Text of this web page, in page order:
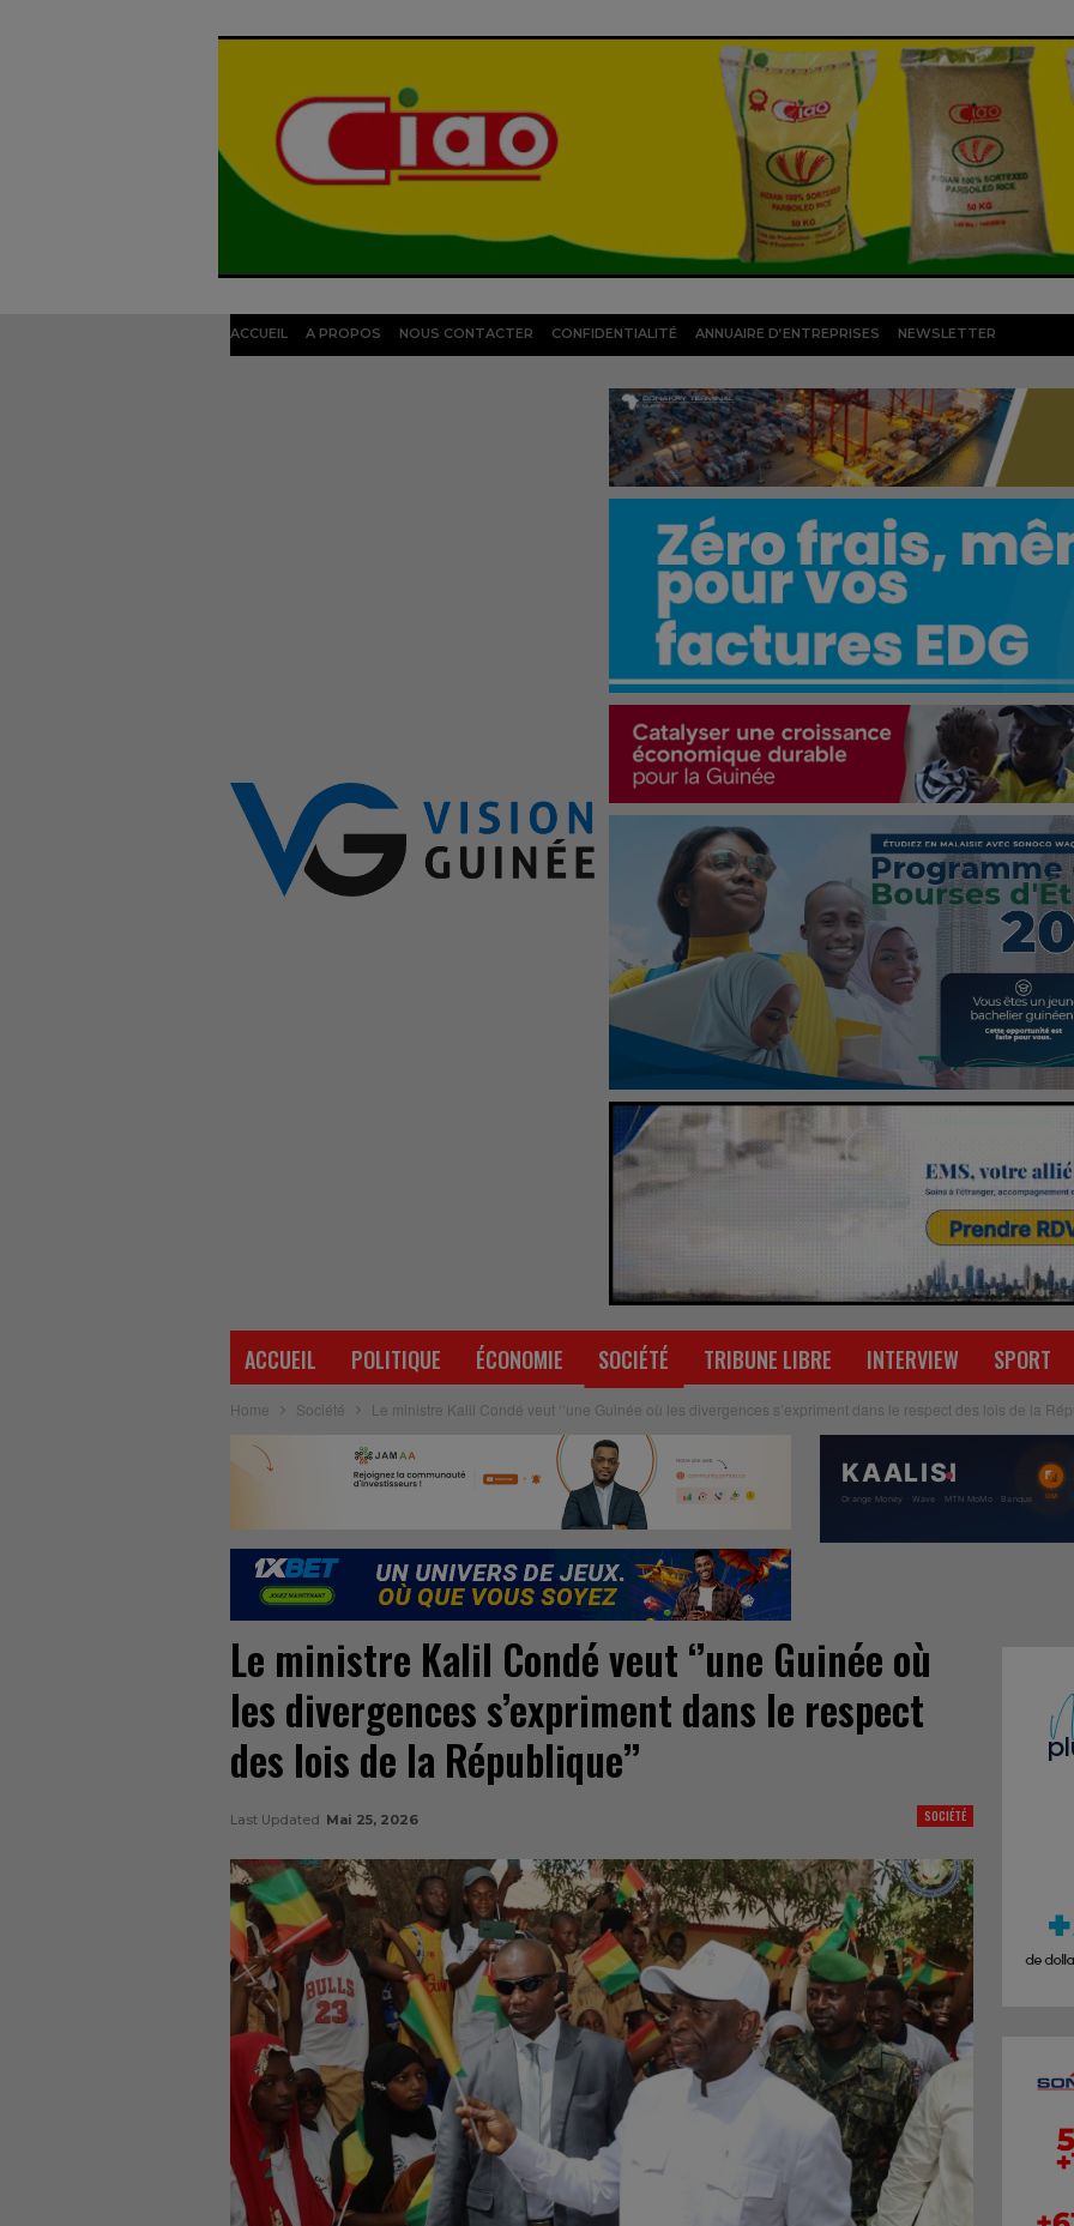
ACCUEIL A PROPOS NOUS CONTACTER CONFIDENTIALITÉ ANNUAIRE D’ENTREPRISES NEWSLETTER
ACCUEIL POLITIQUE ÉCONOMIE SOCIÉTÉ TRIBUNE LIBRE INTERVIEW SPORT
Home Société Le ministre Kalil Condé veut ‘’une Guinée où les divergences s’expriment dans le respect des lois de la
Le ministre Kalil Condé veut ‘’une Guinée où
les divergences s’expriment dans le respect
des lois de la République’’
SOCIÉTÉ
Last Updated Mai 25, 2026